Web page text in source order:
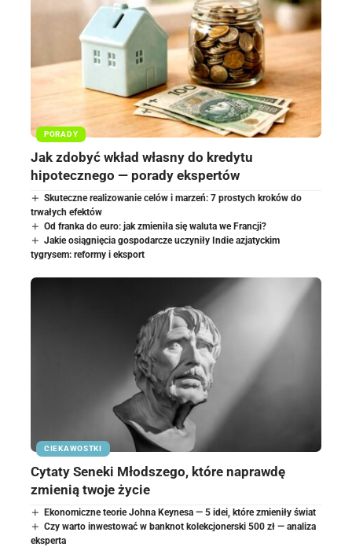
PORADY
Jak zdobyć wkład własny do kredytu
hipotecznego — porady ekspertów
Skuteczne realizowanie celów i marzeń: 7 prostych kroków do
trwałych efektów
Od franka do euro: jak zmieniła się waluta we Francji?
Jakie osiągnięcia gospodarcze uczyniły Indie azjatyckim
tygrysem: reformy i eksport
CIEKAWOSTKI
Cytaty Seneki Młodszego, które naprawdę
zmienią twoje życie
Ekonomiczne teorie Johna Keynesa — 5 idei, które zmieniły świat
Czy warto inwestować w banknot kolekcjonerski 500 zł — analiza
eksperta